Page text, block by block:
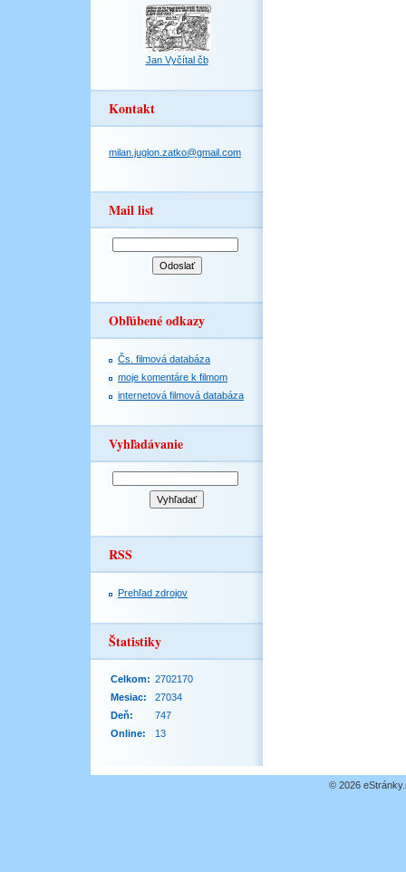
Jan Vyčítal čb
Kontakt
milan.juglon.zatko@gmail.com
Mail list
Obľúbené odkazy
Čs. filmová databáza
moje komentáre k filmom
internetová filmová databáza
Vyhľadávanie
RSS
Prehľad zdrojov
Štatistiky
Online: 13
Celkom: 2702170
Mesiac:
27034
Deň:
747
© 2026